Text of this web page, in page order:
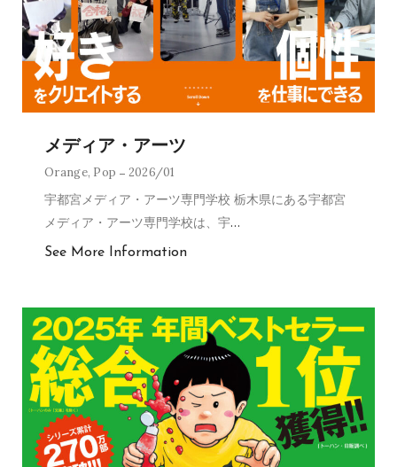
メディア・アーツ
Orange, Pop 2026/01
宇都宮メディア・アーツ専門学校 栃木県にある宇都宮
メディア・アーツ専門学校は、宇…
See More Information